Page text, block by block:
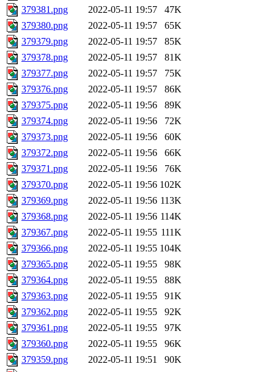
379381.png
2022-05-11 19:57
47K
379380.png
2022-05-11 19:57
65K
379379.png
2022-05-11 19:57
85K
379378.png
2022-05-11 19:57
81K
379377.png
2022-05-11 19:57
75K
379376.png
2022-05-11 19:57
86K
379375.png
2022-05-11 19:56
89K
379374.png
2022-05-11 19:56
72K
379373.png
2022-05-11 19:56
60K
379372.png
2022-05-11 19:56
66K
379371.png
2022-05-11 19:56
76K
379370.png
2022-05-11 19:56 102K
379369.png
2022-05-11 19:56 113K
379368.png
2022-05-11 19:56 114K
379367.png
2022-05-11 19:55 111K
379366.png
2022-05-11 19:55 104K
379365.png
2022-05-11 19:55
98K
379364.png
2022-05-11 19:55
88K
379363.png
2022-05-11 19:55
91K
379362.png
2022-05-11 19:55
92K
379361.png
2022-05-11 19:55
97K
379360.png
2022-05-11 19:55
96K
379359.png
2022-05-11 19:51
90K